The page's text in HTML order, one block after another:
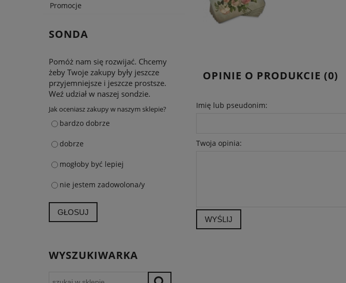
Promocje
SONDA
Pomóż nam się rozwijać. Chcemy
żeby Twoje zakupy były jeszcze
przyjemniejsze i jeszcze prostsze.
Weź udział w naszej sondzie.
Jak oceniasz zakupy w naszym sklepie?
bardzo dobrze
dobrze
mogłoby być lepiej
nie jestem zadowolona/y
GŁOSUJ
WYSZUKIWARKA
OPINIE O PRODUKCIE (0)
Imię lub pseudonim:
Twoja opinia:
WYŚLIJ